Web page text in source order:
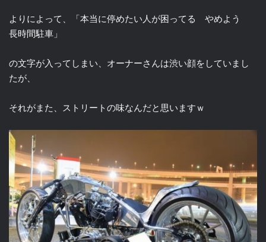
よりによって、「本当に停めたい人が困ってる やめよう
長時間駐車」
の文字が入ってしまい、オーナーさんは渋い顔をしていまし
たが、
それがまた、ストリートの味なんだと思いますｗ